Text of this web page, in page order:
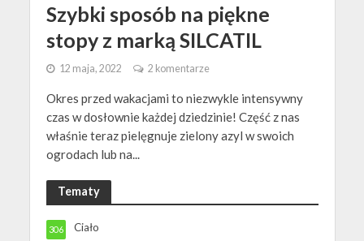
Szybki sposób na piękne
stopy z marką SILCATIL
12 maja, 2022 2 komentarze
Okres przed wakacjami to niezwykle intensywny
czas w dosłownie każdej dziedzinie! Część z nas
właśnie teraz pielęgnuje zielony azyl w swoich
ogrodach lub na...
Tematy
Ciało
306